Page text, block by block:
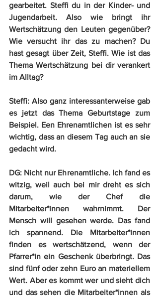
gearbeitet. Steffi du in der Kinder- und
Jugendarbeit. Also wie bringt ihr
Wertschätzung den Leuten gegenüber?
Wie versucht ihr das zu machen? Du
hast gesagt über Zeit, Steffi. Wie ist das
Thema Wertschätzung bei dir verankert
im Alltag?
Steffi: Also ganz interessanterweise gab
es jetzt das Thema Geburtstage zum
Beispiel. Een Ehrenamtlichen ist es sehr
wichtig, dass an diesem Tag auch an sie
gedacht wird.
DG: Nicht nur Ehrenamtliche. Ich fand es
witzig, weil auch bei mir dreht es sich
darum, wie der Chef die
Mitarbeiter*innen wahrnimmt. Der
Mensch will gesehen werde. Das fand
ich spannend. Die Mitarbeiter*innen
finden es wertschätzend, wenn der
Pfarrer*in ein Geschenk überbringt. Das
sind fünf oder zehn Euro an materiellem
Wert. Aber es kommt wer und sieht dich
und das sehen die Mitarbeiter*innen als